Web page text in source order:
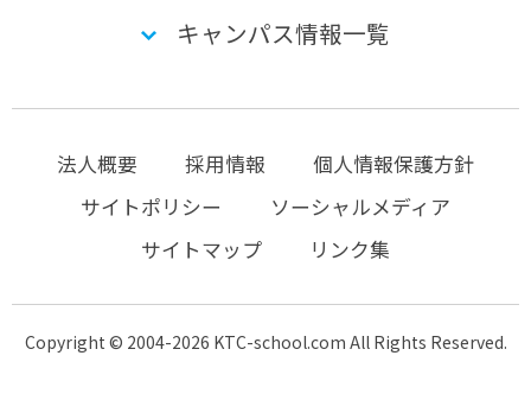
キャンパス情報一覧
法人概要 採用情報
個人情報保護方針
サイトポリシー
ソーシャルメディア
サイトマップ
リンク集
Copyright © 2004-2026 KTC-school.com All Rights Reserved.